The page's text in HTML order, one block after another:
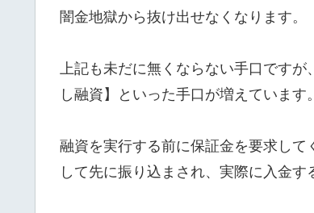
闇金地獄から抜け出せなくなります。
上記も未だに無くならない手口です
し融資】といった手口が増えています。
融資を実行する前に保証金を要求し
して先に振り込まされ、実際に入金す